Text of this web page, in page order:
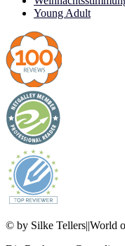
Young Adult
© by Silke Tellers||World